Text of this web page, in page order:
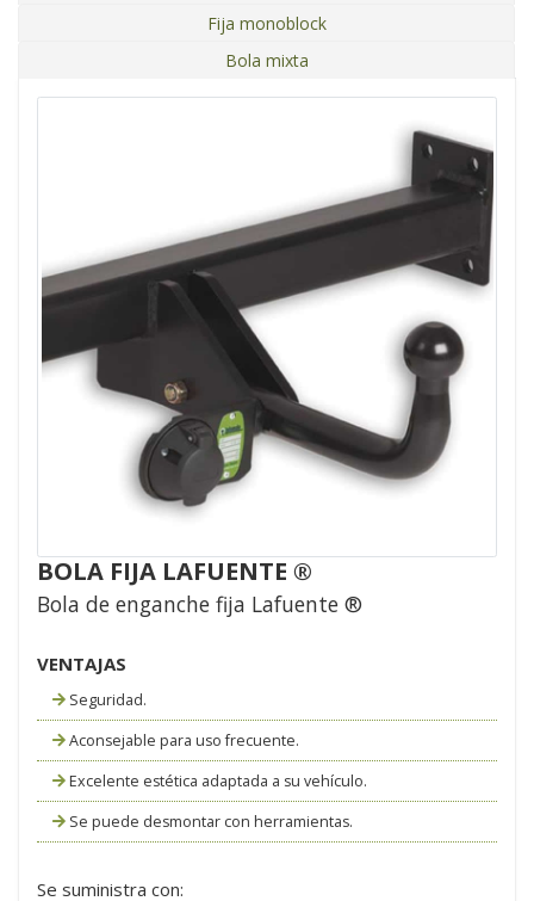
Fija monoblock
Bola mixta
BOLA FIJA LAFUENTE ®
Bola de enganche fija Lafuente ®
VENTAJAS
Seguridad.
Aconsejable para uso frecuente.
Excelente estética adaptada a su vehículo.
Se puede desmontar con herramientas.
Se suministra con: